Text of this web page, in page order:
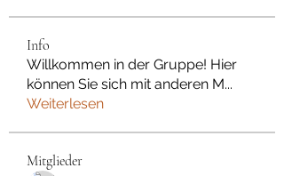
Info
Willkommen in der Gruppe! Hier
können Sie sich mit anderen M...
Weiterlesen
Mitglieder